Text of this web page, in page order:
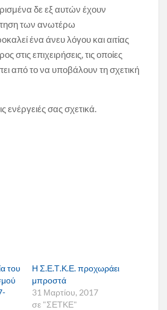
δε εξ αυτών έχουν
των ανωτέρω
ένα άνευ λόγου και αιτίας
στις επιχειρήσεις, τις οποίες
από το να υποβάλουν τη σχετική
ενέργειές σας σχετικά.
του
Η Σ.Ε.Τ.Κ.Ε. προχωράει
μπροστά
31 Μαρτίου, 2017
σε "ΣΕΤΚΕ"